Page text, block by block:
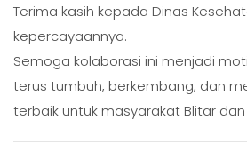
Terima kasih kepada Dinas
kepercayaannya.
Semoga kolaborasi ini menjadi
terus tumbuh, berkembang, dan
terbaik untuk masyarakat Blitar